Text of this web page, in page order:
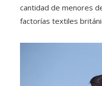
cantidad de menores
factorías textiles